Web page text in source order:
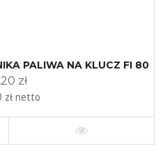
PALIWA NA KLUCZ FI 80
zł
zł netto